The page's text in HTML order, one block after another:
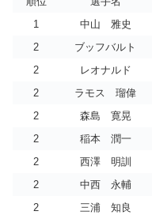
1
中山 雅史
2
ブッフバルト
2
レオナルド
2
ラモス 瑠偉
2
森島 寛晃
2
稲本 潤一
2
西澤 明訓
2
中西 永輔
2
三浦 知良